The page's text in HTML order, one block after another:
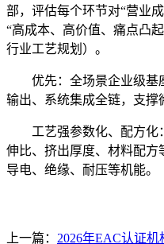
部，评估每个环节对“营业
“高成本、高价值、痛点凸
行业工艺规划）。
优先：全场景企业级基
输出、系统集成全链，支撑
工艺强参数化、配方化
伸比、挤出厚度、材料配方
导电、绝缘、耐压等机能。
上一篇： 2026年EAC认证